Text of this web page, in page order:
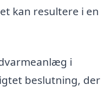
kan resultere i en
i
beslutning, der